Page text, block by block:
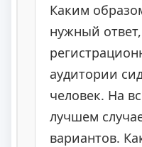
Каким
нужный
аудитории
человек. На
лучшем
вариантов.